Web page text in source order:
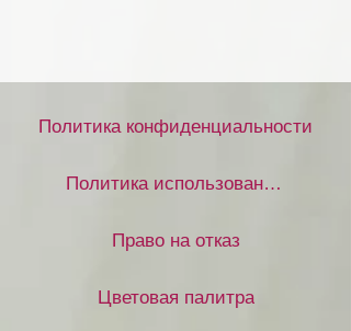
Политика конфиденциальности
Политика использования файлов cookie
Право на отказ
Цветовая палитра